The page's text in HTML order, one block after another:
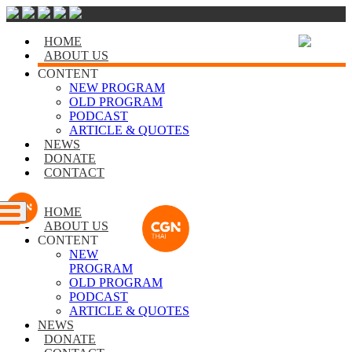
HOME
ABOUT US
CONTENT
NEW PROGRAM
OLD PROGRAM
PODCAST
ARTICLE & QUOTES
NEWS
DONATE
CONTACT
HOME
ABOUT US
CONTENT
NEW
PROGRAM
OLD PROGRAM
PODCAST
ARTICLE & QUOTES
NEWS
DONATE